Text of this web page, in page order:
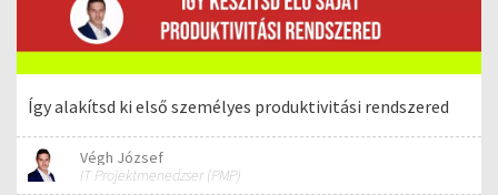
Így alakítsd ki első személyes produktivitási rendszered
Végh József
IT Projektmenedzser (PMP)